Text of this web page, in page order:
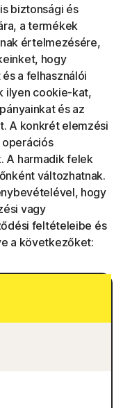
biztonsági és
a termékek
értelmezésére,
hogy
a felhasználói
ilyen cookie-kat,
és az
A konkrét elemzési
A harmadik felek
változhatnak.
hogy
vagy
feltételeibe és
a következőket: